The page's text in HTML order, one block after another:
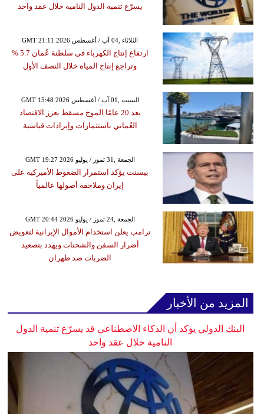
يسرّع تنمية الدول النامية خلال عقد واحد
GMT 21:11 2026 الثلاثاء ,04 آب / أغسطس
ارتفاع إنتاج الكهرباء في سلطنة عُمان 5.7 %
وتراجع إنتاج المياه خلال النصف الأول
GMT 15:48 2026 السبت ,01 آب / أغسطس
بعد 20 عامًا الموج مسقط يعزز الاقتصاد
العُماني باستثمارات وإيرادات قياسية
GMT 19:27 2026 الجمعة ,31 تموز / يوليو
بيسنت يؤكد استمرار الضغوط الأميركية على
إيران وملاحقة أصولها عالمياً
GMT 20:44 2026 الجمعة ,24 تموز / يوليو
ترامب يعلن استخدام الأموال الإيرانية لتعويض
أضرار السفن والشحنات ويهدد بتصعيد
الضربات ضد طهران
المزيد من الأخبار
البنك الدولي يؤكد أن الذكاء الاصطناعي قد يسرّع تنمية الدول
النامية خلال عقد واحد